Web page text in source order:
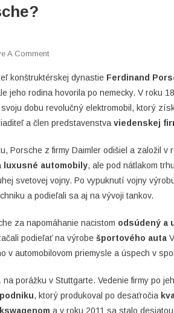
A CommentOn
Bol
Ferdinad
Porsche?
konštruktérskej dynastie Ferdinand
jeho rodina hovorila po nemecky. V roku
dobu revolučný elektromobil, ktorý
a člen predstavenstva viedenskej
Porsche z firmy Daimler odišiel a založil v
luxusné automobily, ale pod nátlakom
svetovej vojny. Po vypuknutí vojny
a podieľali sa aj na vývoji tankov.
za napomáhanie nacistom odsúdený a
podieľať na výrobe športového auta
v automobilovom priemysle a úspech v
porážku v Stuttgarte. Vedenie firmy po
, ktorý produkoval po desaťročia
a v roku 2011 sa stalo